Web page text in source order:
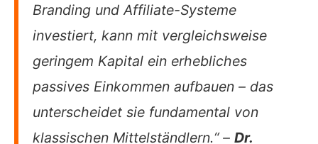
Branding und Affiliate-Systeme
investiert, kann mit vergleichsweise
geringem Kapital ein erhebliches
passives Einkommen aufbauen – das
unterscheidet sie fundamental von
klassischen Mittelständlern.“ – Dr.